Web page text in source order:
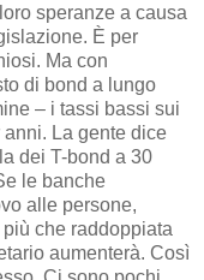
speranze a causa
È per
Ma con
di bond a lungo
– i tassi bassi sui
La gente dice
dei T-bond a 30
le banche
alle persone,
che raddoppiata
aumenterà. Così